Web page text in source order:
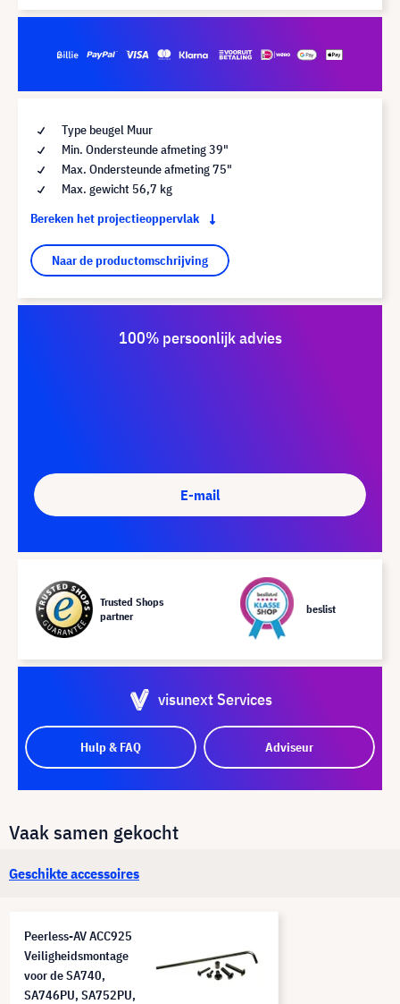
Type beugel Muur
Min. Ondersteunde afmeting 39"
Max. Ondersteunde afmeting 75"
Max. gewicht 56,7 kg
Bereken het projectieoppervlak
Naar de productomschrijving
100% persoonlijk advies
E-mail
Trusted Shops
partner
beslist
visunext Services
Hulp & FAQ Adviseur
Vaak samen gekocht
Geschikte accessoires
Peerless-AV ACC925
Veiligheidsmontage
voor de SA740,
SA746PU, SA752PU,